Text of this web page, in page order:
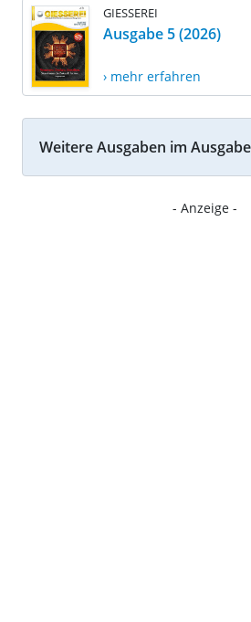
GIESSEREI
Ausgabe 5 (2026)
› mehr erfahren
Weitere Ausgaben im
- Anzeige -